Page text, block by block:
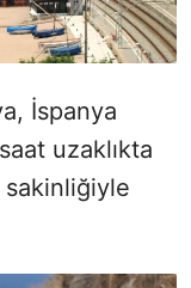
İspanya
uzaklıkta
sakinliğiyle